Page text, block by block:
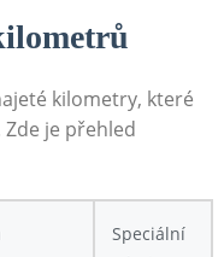
kilometry, které
je přehled
Speciální